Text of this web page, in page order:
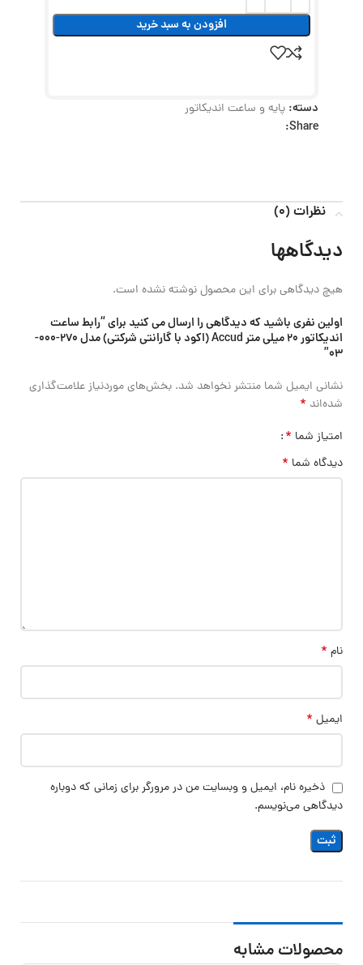
افزودن به سبد خرید
دسته: پایه و ساعت اندیکاتور
Share:
نظرات (0)
دیدگاهها
هیچ دیدگاهی برای این محصول نوشته نشده است.
اولین نفری باشید که دیدگاهی را ارسال می کنید برای “رابط ساعت
اندیکاتور 20 میلی متر Accud (اکود با گارانتی شرکتی) مدل 270-000-
03”
نشانی ایمیل شما منتشر نخواهد شد. بخش‌های موردنیاز علامت‌گذاری
شده‌اند *
امتیاز شما *
دیدگاه شما *
نام *
ایمیل *
ذخیره نام، ایمیل و وبسایت من در مرورگر برای زمانی که دوباره
دیدگاهی می‌نویسم.
محصولات مشابه